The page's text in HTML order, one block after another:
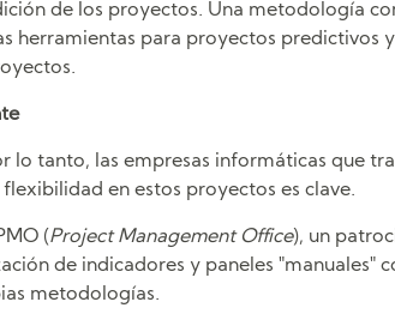
de los proyectos. Una metodología
herramientas para proyectos predictivos
lo tanto, las empresas informáticas que
en estos proyectos es clave.
(Project Management Office), un
de indicadores y paneles "manuales"
metodologías.